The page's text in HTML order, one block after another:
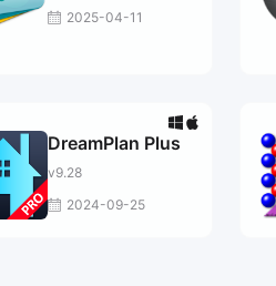
2025-04-11
DreamPlan Plus
v9.28
2024-09-25